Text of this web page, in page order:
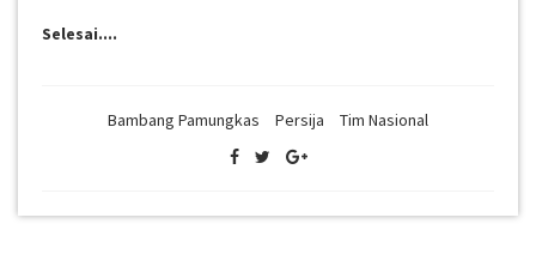
Selesai....
Bambang Pamungkas Persija Tim Nasional